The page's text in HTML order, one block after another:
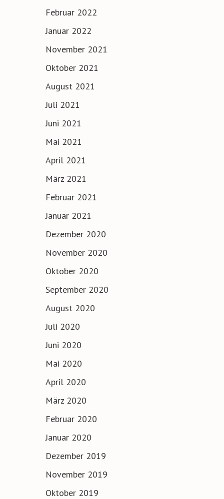
Februar 2022
Januar 2022
November 2021
Oktober 2021
August 2021
Juli 2021
Juni 2021
Mai 2021
April 2021
März 2021
Februar 2021
Januar 2021
Dezember 2020
November 2020
Oktober 2020
September 2020
August 2020
Juli 2020
Juni 2020
Mai 2020
April 2020
März 2020
Februar 2020
Januar 2020
Dezember 2019
November 2019
Oktober 2019